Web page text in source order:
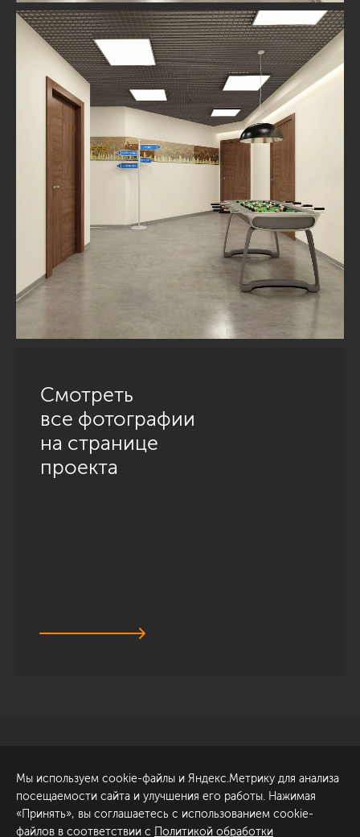
Смотреть
все фотографии
на странице
проекта
Обсудить проект
ул. Академика Павлова, 6
к1
+7 (812) 200-95-55
Мы используем cookie-файлы и Яндекс.Метрику для анализа
посещаемости сайта и улучшения его работы. Нажимая
«Принять», вы соглашаетесь с использованием cookie-
файлов в соответствии с Политикой обработки